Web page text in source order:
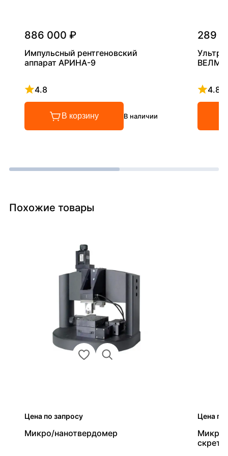
886 000 ₽
Импульсный рентгеновский
аппарат АРИНА-9
4.8
Рейтинг 4.8 из 5
В корзину В наличии
289
4.8
Похожие товары
Цена по запросу
Микро/нанотвердомер
Цена по
Микро/